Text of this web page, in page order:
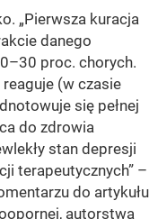
„Pierwsza kuracja
danego
proc. chorych.
(w czasie
się pełnej
do zdrowia
stan depresji
terapeutycznych” –
do artykułu
autorstwa